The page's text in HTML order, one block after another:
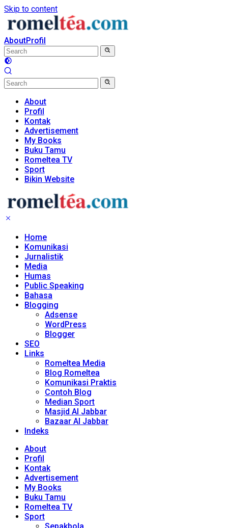
Skip to content
AboutProfil
About
Profil
Kontak
Advertisement
My Books
Buku Tamu
Romeltea TV
Sport
Bikin Website
Home
Komunikasi
Jurnalistik
Media
Humas
Public Speaking
Bahasa
Blogging
Adsense
WordPress
Blogger
SEO
Links
Romeltea Media
Blog Romeltea
Komunikasi Praktis
Contoh Blog
Median Sport
Masjid Al Jabbar
Bazaar Al Jabbar
Indeks
About
Profil
Kontak
Advertisement
My Books
Buku Tamu
Romeltea TV
Sport
Sepakbola